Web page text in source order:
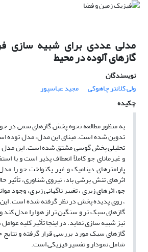
مدلی عددی برای شبیه سازی
گازهای آلوده در محیط
نویسندگان
ولی کلانتر چاهوکی
مجید عباسپور
چکیده
به منظور مطالعه نحوه پخش گازهای سمی در
تدوین شده است. مبنای این مدل، مدل توده
تحلیلی پخش گوسی مشتق شده است. این مدل
و غیرمانای جو کاملاً انعطاف پذیر است و با
پارامترهای دینامیک و غیر یکنواخت جو را
اثرهای تنش برشی باد، نیروی شناوری، تأثیر
جو، اثرهای زبری ، تغییر ناگهانی زبری، وجود
، روی پدیده پخش در نظر گرفته شده است.
گازهای سبک تر و سنگین تر از هوا را مدل
نیز شبیه سازی نماید. در اینجا تأثیر کلیه
گازهای سبک مورد بررسی قرار گرفته و
شامل نمودار و تفسیر فیزیکی است.